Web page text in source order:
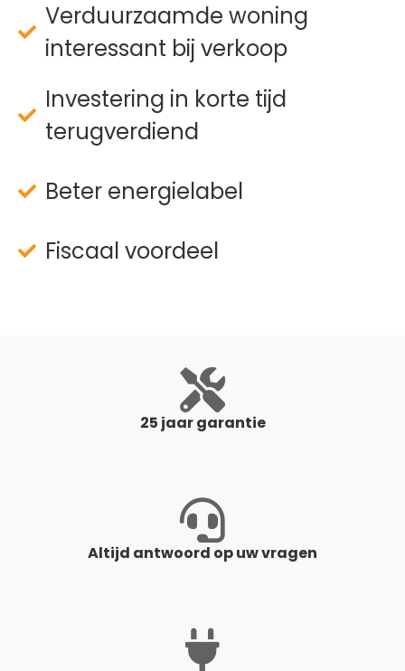
Verduurzaamde woning
interessant bij verkoop
Investering in korte tijd
terugverdiend
Beter energielabel
Fiscaal voordeel
25 jaar garantie
Altijd antwoord op uw vragen